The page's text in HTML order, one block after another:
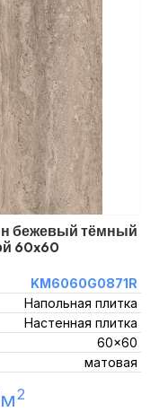
бежевый тёмный
60x60
KM6060G0871R
Напольная плитка
Настенная плитка
60x60
матовая
2